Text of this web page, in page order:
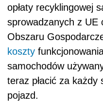
opłaty recyklingowej
sprowadzanych z UE
Obszaru
koszty
samochodów
teraz płacić za każdy
pojazd.